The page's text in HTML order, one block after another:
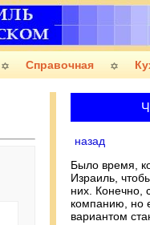
Справочная
назад
Было время,
Израиль,
них. Конечно,
компанию, но
вариантом